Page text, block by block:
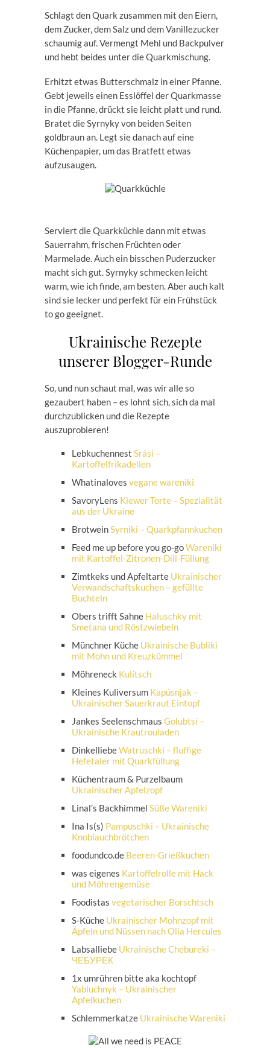
Schlagt den Quark zusammen mit den Eiern,
dem Zucker, dem Salz und dem Vanillezucker
schaumig auf. Vermengt Mehl und Backpulver
und hebt beides unter die Quarkmischung.
Erhitzt etwas Butterschmalz in einer Pfanne.
Gebt jeweils einen Esslöffel der Quarkmasse
in die Pfanne, drückt sie leicht platt und rund.
Bratet die Syrnyky von beiden Seiten
goldbraun an. Legt sie danach auf eine
Küchenpapier, um das Bratfett etwas
aufzusaugen.
Serviert die Quarkküchle dann mit etwas
Sauerrahm, frischen Früchten oder
Marmelade. Auch ein bisschen Puderzucker
macht sich gut. Syrnyky schmecken leicht
warm, wie ich finde, am besten. Aber auch kalt
sind sie lecker und perfekt für ein Frühstück
to go geeignet.
Ukrainische Rezepte
unserer Blogger-Runde
So, und nun schaut mal, was wir alle so
gezaubert haben – es lohnt sich, sich da mal
durchzublicken und die Rezepte
auszuprobieren!
Lebkuchennest Srási –
Kartoffelfrikadellen
Whatinaloves vegane wareniki
SavoryLens Kiewer Torte – Spezialität
aus der Ukraine
BrotweinSyrniki – Quarkpfannkuchen
Feed me up before you go-goWareniki
mit Kartoffel-Zitronen-Dill-Füllung
Zimtkeks und Apfeltarte Ukrainischer
Verwandschaftskuchen – gefüllte
Buchteln
Obers trifft Sahne Haluschky mit
Smetana und Röstzwiebeln
Münchner Küche Ukrainische Bubliki
mit Mohn und Kreuzkümmel
Möhreneck Kulítsch
Kleines Kuliversum Kapúsnjak –
Ukrainischer Sauerkraut Eintopf
Jankes Seelenschmaus Golubtsí –
Ukrainische Krautrouladen
DinkelliebeWatruschki – fluffige
Hefetaler mit Quarkfüllung
Küchentraum & Purzelbaum
Ukrainischer Apfelzopf
Linal’s Backhimmel Süße Wareniki
Ina Is(s) Pampuschki – Ukrainische
Knoblauchbrötchen
foodundco.de Beeren-Grießkuchen
was eigenes Kartoffelrolle mit Hack
und Möhrengemüse
Foodistas vegetarischer Borschtsch
S-Küche Ukrainischer Mohnzopf mit
Äpfeln und Nüssen nach Olia Hercules
Labsalliebe Ukrainische Chebureki –
ЧЕБУРЕК
1x umrühren bitte aka kochtopf
Yabluchnyk – Ukrainischer
Apfelkuchen
Schlemmerkatze Ukrainische Wareniki